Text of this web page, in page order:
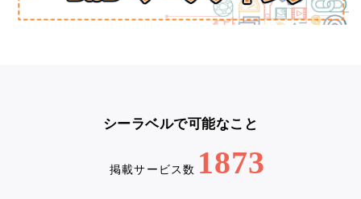
シーラベルで可能なこと
掲載サービス数 1873